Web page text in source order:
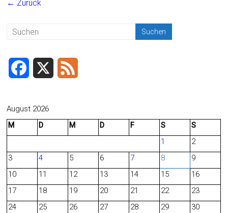
← Zurück
c
b
o
August 2026
M
D M D F S
S
1
2
3
4 5 6 7 8
9
10
11 12 13 14 15
16
17
18 19 20 21 22
23
24
25 26 27 28 29
30